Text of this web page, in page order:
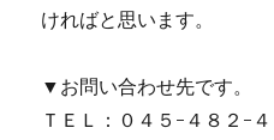
ければと思います。
▼お問い合わせ先です。
ＴＥＬ：０４５-４８２-４